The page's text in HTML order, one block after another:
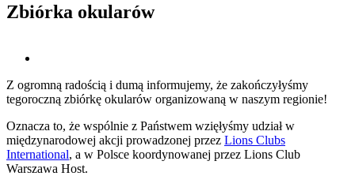
Zbiórka okularów
Image
Z ogromną radością i dumą informujemy, że zakończyłyśmy
tegoroczną zbiórkę okularów organizowaną w naszym regionie!
Oznacza to, że wspólnie z Państwem wzięłyśmy udział w
międzynarodowej akcji prowadzonej przez Lions Clubs
International, a w Polsce koordynowanej przez Lions Club
Warszawa Host.